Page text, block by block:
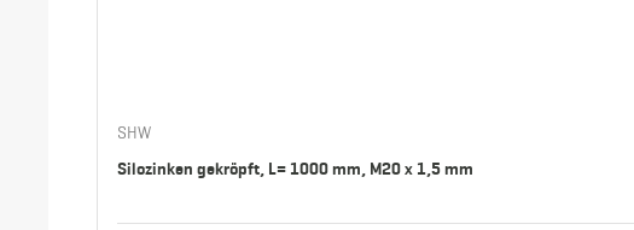
SHW
Silozinken gekröpft, L= 1000 mm, M20 x 1,5 mm